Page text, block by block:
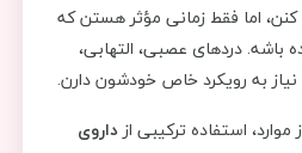
اما فقط زمانی مؤثر هستن که
دردهای عصبی، التهابی،
به رویکرد خاص خودشون دارن.
استفاده ترکیبی ازداروی